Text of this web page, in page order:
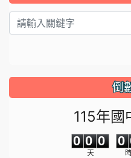
倒
115年國
0
0
0
0
0
0
天
0
0